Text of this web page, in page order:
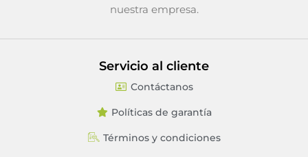
nuestra empresa.
Servicio al cliente
Contáctanos
Políticas de garantía
Términos y condiciones